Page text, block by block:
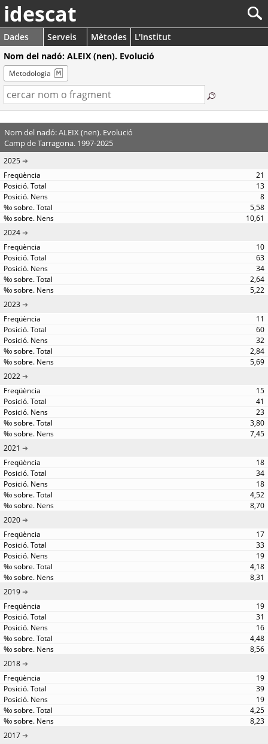
idescat
Dades Serveis Mètodes
L'Institut
Nom del nadó: ALEIX (nen). Evolució
Metodologia
Nom del nadó: ALEIX (nen). Evolució
Camp de Tarragona. 1997-2025
2025
21
13
8
5,58
10,61
2024
10
63
34
2,64
5,22
2023
11
60
32
2,84
5,69
2022
15
41
23
3,80
7,45
2021
18
34
18
4,52
8,70
2020
17
33
19
4,18
8,31
2019
19
31
16
4,48
8,56
2018
19
39
19
4,25
8,23
2017